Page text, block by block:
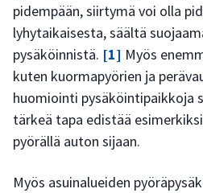
pidempään, siirtymä voi olla
lyhytaikaisesta, säältä
pysäköinnistä. [1] Myös
kuten kuormapyörien ja
huomiointi pysäköintipaikkoja
tärkeä tapa edistää
pyörällä auton sijaan.
Myös asuinalueiden